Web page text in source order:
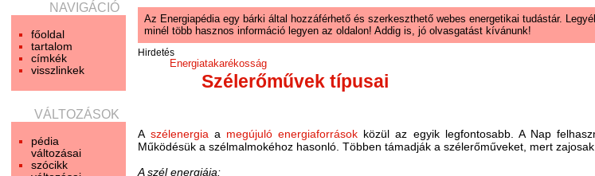
NAVIGÁCIÓ
főoldal
tartalom
címkék
visszlinkek
VÁLTOZÁSOK
pédia
változásai
szócikk
Az Energiapédia egy bárki által hozzáférhető és szerkeszthető webes energetikai tudástár.
minél több hasznos információ legyen az oldalon! Addig is, jó olvasgatást kívánunk!
Hirdetés
Energiatakarékosság
Szélerőművek típusai
A szélenergiaa megújuló energiaforrások közül az egyik legfontosabb. A Nap
Működésük a szélmalmokéhoz hasonló. Többen támadják a szélerőműveket, mert
A szél energiája: